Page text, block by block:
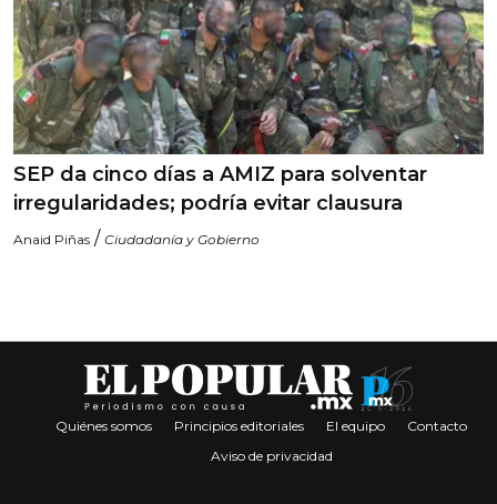
SEP da cinco días a AMIZ para solventar
irregularidades; podría evitar clausura
Anaid Piñas / Ciudadanía y Gobierno
Quiénes somos Principios editoriales El equipo
Contacto
Aviso de privacidad